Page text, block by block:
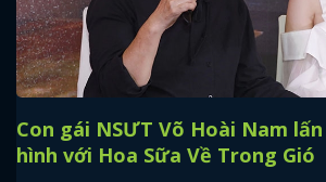
Con gái NSƯT Võ Hoài Nam
hình với Hoa Sữa Về Trong Gió